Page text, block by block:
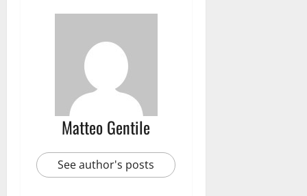
Matteo Gentile
See author's posts